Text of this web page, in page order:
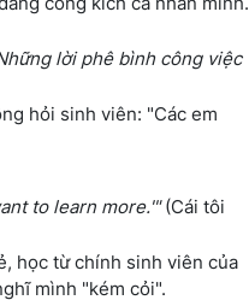
lời phê bình công việc
hỏi sinh viên: "Các em
to learn more.'"(Cái tôi
học từ chính sinh viên của
mình "kém cỏi".